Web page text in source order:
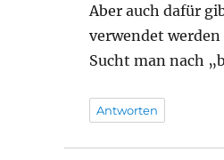
Aber auch dafür
verwendet
Sucht man nach
Antworten